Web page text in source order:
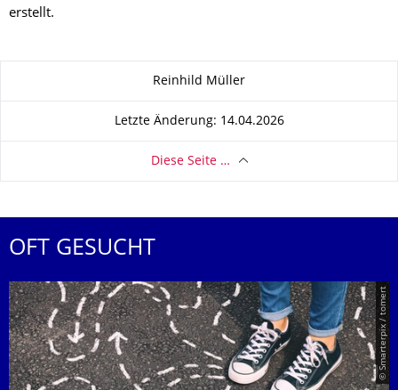
erstellt.
Reinhild Müller
Letzte Änderung: 14.04.2026
Diese Seite …
OFT GESUCHT
© Smarterpix / tomert